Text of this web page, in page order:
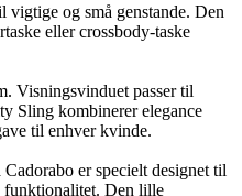
vigtige og små genstande. Den
eller crossbody-taske
Visningsvinduet passer til
Sling kombinerer elegance
til enhver kvinde.
er specielt designet til
funktionalitet. Den lille